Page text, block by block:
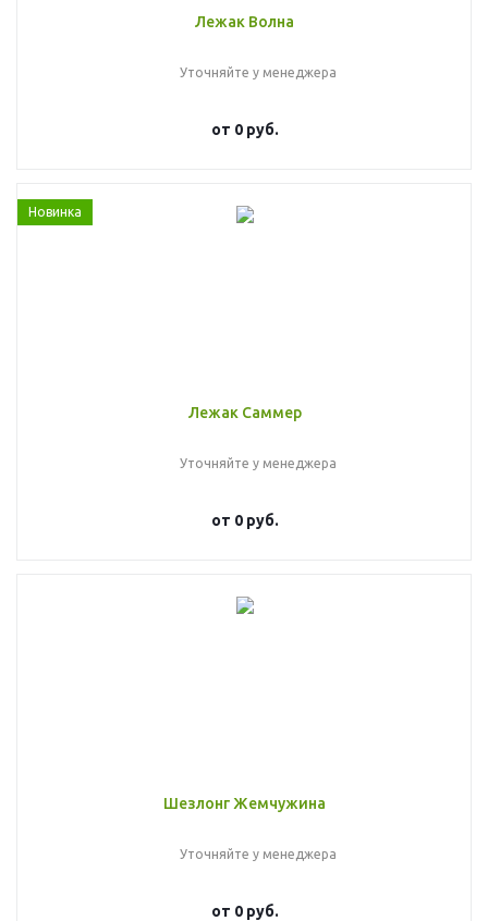
Лежак Волна
Уточняйте у менеджера
от 0 руб.
Новинка
Лежак Саммер
Уточняйте у менеджера
от 0 руб.
Шезлонг Жемчужина
Уточняйте у менеджера
от 0 руб.